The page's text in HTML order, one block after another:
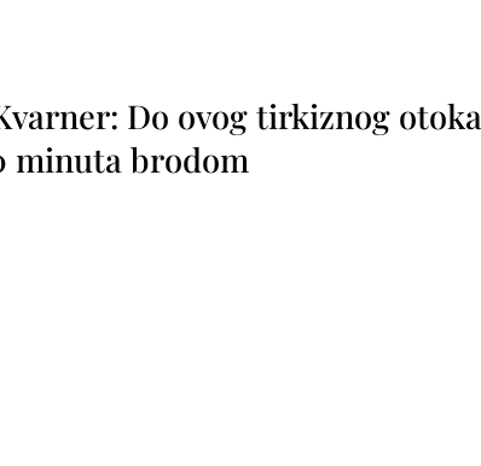
Do ovog tirkiznog otoka
minuta brodom